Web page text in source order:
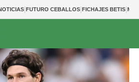
|FUTURO CEBALLOS|FICHAJES BETIS|